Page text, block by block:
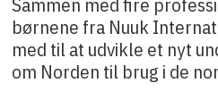
børnene fra Nuuk
med til at udvikle et nyt
om Norden til brug i de